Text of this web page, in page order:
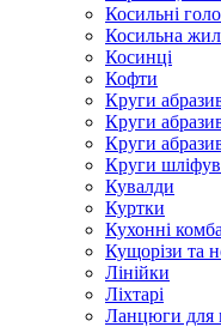
Косильні
Косильна
Косинці
Кофти
Круги
Круги
Круги
Круги
Кувалди
Куртки
Кухонні
Кущорізи та
Лінійки
Ліхтарі
Ланцюги для